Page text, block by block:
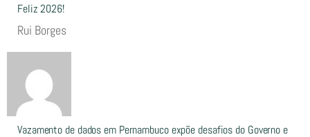
Feliz 2026!
Rui Borges
Vazamento de dados em Pernambuco expõe desafios do Governo e